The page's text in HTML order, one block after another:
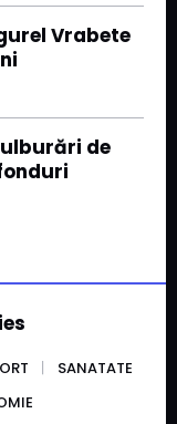
Vrabete
de
SANATATE